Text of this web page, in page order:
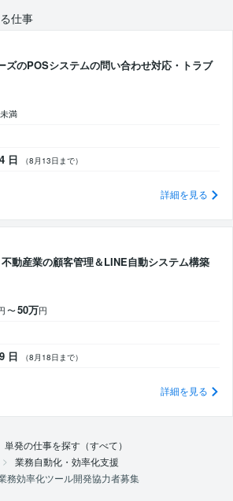
仕事
ズのPOSシステムの問い合わせ対応・トラブ
満
日 （8月13日まで）
詳細を見る
不動産業の顧客管理＆LINE自動システム構築
〜50万円
日 （8月18日まで）
詳細を見る
単発の仕事を探す（すべて）
業務自動化・効率化支援
務効率化ツール開発協力者募集